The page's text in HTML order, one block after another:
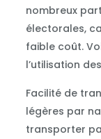
nombreux
électorales,
faible coût.
l’utilisation
Facilité de
légères par
transporter